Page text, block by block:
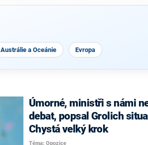
Austrálie a Oceánie Evropa
Úmorné, ministři s námi
debat, popsal Grolich
Chystá velký krok
Téma: Opozice